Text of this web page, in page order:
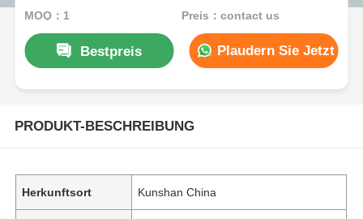
63 mm
MOQ：1 Preis：contact us
Bestpreis Plaudern Sie Jetzt
PRODUKT-BESCHREIBUNG
Herkunftsort Kunshan China